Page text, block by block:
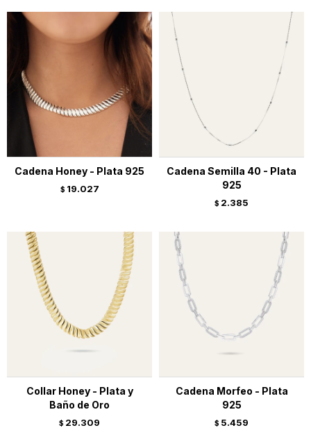
Cadena Honey - Plata 925
$ 19.027
Cadena Semilla 40 - Plata
925
$ 2.385
Collar Honey - Plata y
Baño de Oro
$ 29.309
Cadena Morfeo - Plata
925
$ 5.459